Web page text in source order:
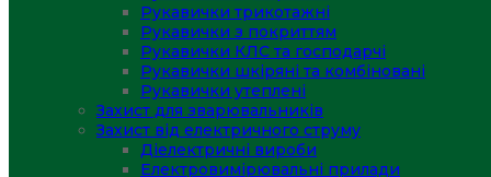
Рукавички трикотажні
Рукавички з покриттям
Рукавички КЛС та господарчі
Рукавички шкіряні та комбіновані
Рукавички утеплені
Захист для зварювальників
Захист від електричного струму
Діелектричні вироби
Електровимірювальні прилади